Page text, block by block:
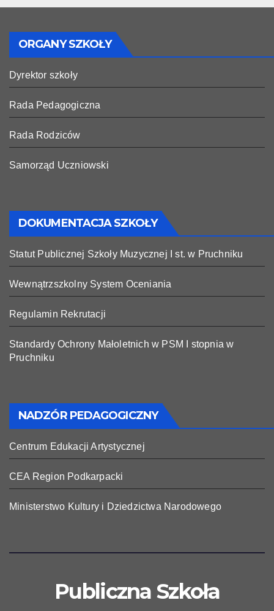
ORGANY SZKOŁY
Dyrektor szkoły
Rada Pedagogiczna
Rada Rodziców
Samorząd Uczniowski
DOKUMENTACJA SZKOŁY
Statut Publicznej Szkoły Muzycznej I st. w Pruchniku
Wewnątrzszkolny System Oceniania
Regulamin Rekrutacji
Standardy Ochrony Małoletnich w PSM I stopnia w
Pruchniku
NADZÓR PEDAGOGICZNY
Centrum Edukacji Artystycznej
CEA Region Podkarpacki
Ministerstwo Kultury i Dziedzictwa Narodowego
Publiczna Szkoła